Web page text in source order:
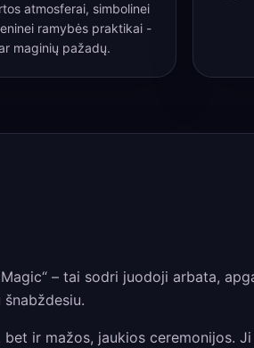
–
šokoladinė
paslaptis
jaukiam
atmosferai, simbolinei
ramybės praktikai -
maginių pažadų.
– tai sodri juodoji arbata,
ir mažos, jaukios ceremonijos.